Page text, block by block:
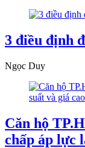
3 điều định
Ngọc Duy
Căn hộ
chấp áp lực